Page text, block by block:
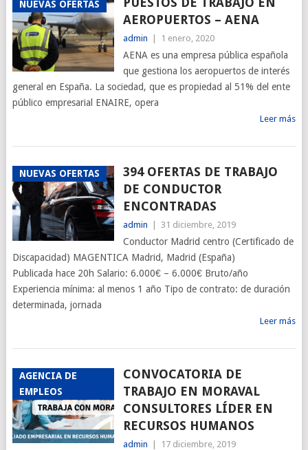
NUEVAS OFERTAS
AEROPUERTOS – AENA
admin 1 enero, 2020
AENA es una empresa pública española
que gestiona los aeropuertos de interés
general en España. La sociedad, que es propiedad al 51% del ente
público empresarial ENAIRE, opera
Leer más
NUEVAS OFERTAS
394 OFERTAS DE TRABAJO
DE CONDUCTOR
ENCONTRADAS
admin 31 diciembre, 2019
Conductor Madrid centro (Certificado de
Discapacidad) MAGENTICA Madrid, Madrid (España)
Publicada hace 20h Salario: 6.000€ – 6.000€ Bruto/año
Experiencia mínima: al menos 1 año Tipo de contrato: de duración
determinada, jornada
Leer más
AGENCIA DE
EMPLEOS
CONVOCATORIA DE
TRABAJO EN MORAVAL
CONSULTORES LÍDER EN
RECURSOS HUMANOS
admin 17 diciembre, 2019